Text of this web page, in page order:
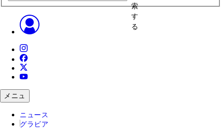
索
す
る
メニュ
ニュース
グラビア